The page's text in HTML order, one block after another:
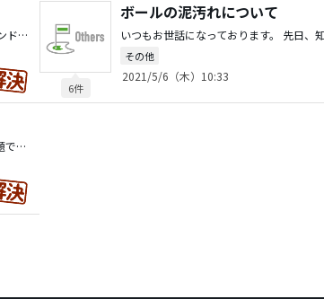
皆さんこんばんは。 いつも勉強させてもらっています。 皆さんは、ラウンド中にウェッジのフェースをどのくらいの掃除しますか？ 先日、YouTubeで某プロが『スピンを掛けたいのなら、打つ前にフェースを綺麗にしましょう』と言っていて、自分もやってみたくなりました。 質問としては、皆さんはウェッジでショットする前に、フェースを綺麗にしますか？ 掃除した時、しない時で違いはありましたか？ 掃除をする人の場合、使用しているブラシはどんなのですか？オススメがあれば教えて頂きたいです。 以上よろしくお願いします。
6件
ボールの泥汚れについて
その他
2021/5/6（木）10:33
皆様はじめまして。いつも楽しく拝見、勉強させていただいてます。 本題ですが、半年くらい前にアイアンのセットを変えてから、左手親指と左手人差し指にマメやタコができるようになってしまいました。 特に親指のタコは肥大化しており、今まで使用していたグローブがパツパツになる程です。 元々、グリッププレッシャーが強いことは分かっていたつもりでしたが、何度練習に行ってもなかなか改善しません。 そこで、前のクラブとグリップが違う事を思い出したので交換しようと考えている次第です。 質問内容としては ?グリップの硬さ、太さ、重さでグリッププレッシャーが良くなるか（弱く握る事が出来るか） ?オススメのグリップはありますか？の2点です。 ちなみに、前のアイアンセットには、ゴルフプライドMCCコンパウンドを装着していましたが、現在のアイアンセットにはイオミックsticky armyというものが装着されています。 グリップ交換はお店でやってもらう予定です。 以上よろしくお願いします。